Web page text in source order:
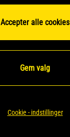
249 kr
Accepter alle cookies
Gem valg
Cookie - indstillinger